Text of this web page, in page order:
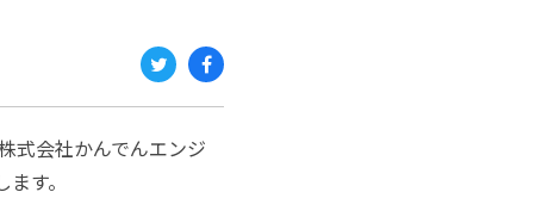
Twi
tter
Fac
ebo
式会社かんでんエンジ
す。